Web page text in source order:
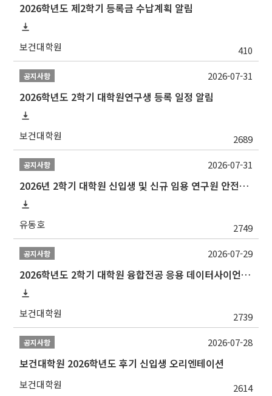
2026학년도 제2학기 등록금 수납계획 알림
보건대학원 410
공지사항
2026학년도 2학기 대학원연구생 등록 일정 알림
보건대학원 2689
2026-07-31
공지사항
2026년 2학기 대학원 신입생 및 신규 임용 연구원 안전환경교육(신규교육) 실시 안내
유동호 2749
2026-07-31
공지사항
2026학년도 2학기 대학원 융합전공 응용 데이터사이언스 선발 계획 알림
보건대학원 2739
2026-07-29
공지사항
보건대학원 2026학년도 후기 신입생 오리엔테이션
보건대학원 2614
2026-07-28